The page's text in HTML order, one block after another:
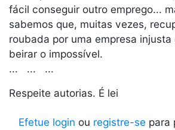
fácil conseguir outro emprego...
sabemos que, muitas vezes,
roubada por uma empresa
beirar o impossível.
... ... ...
Respeite autorias. É lei
Efetue login ou registre-se para